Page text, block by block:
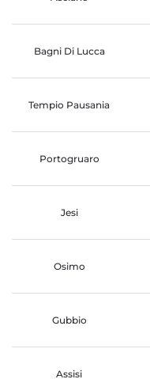
Bagni Di Lucca
Tempio Pausania
Portogruaro
Jesi
Osimo
Gubbio
Assisi